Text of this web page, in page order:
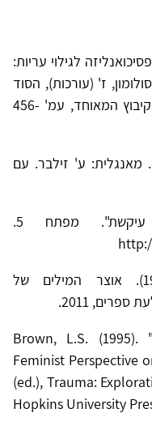
הפסיכואנליזה לגילוי עריות:
ז' (עורכות), הסוד
ושברו: סוגיות בגילוי עריות. הוצאת הקיבוץ המאוחד, עמ' 456-
והחלמה. מאנגלית: ע' זילבר. עם
זיו, א' (2012). "טראומה עיקשת". מפתח 5.
לפלנש, ז' ופונטליס, ז"ב (1967). אוצר המילים של
2011.
Brown, L.S.
Feminist Perspective
(ed.), Trauma:
Hopkins University